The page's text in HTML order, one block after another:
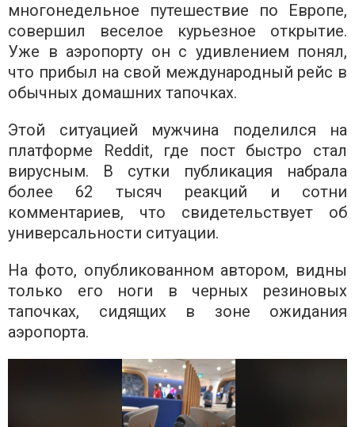
многонедельное путешествие по Европе,
совершил веселое курьезное открытие.
Уже в аэропорту он с удивлением понял,
что прибыл на свой международный рейс в
обычных домашних тапочках.
Этой ситуацией мужчина поделился на
платформе Reddit, где пост быстро стал
вирусным. В сутки публикация набрала
более 62 тысяч реакций и сотни
комментариев, что свидетельствует об
универсальности ситуации.
На фото, опубликованном автором, видны
только его ноги в черных резиновых
тапочках, сидящих в зоне ожидания
аэропорта.